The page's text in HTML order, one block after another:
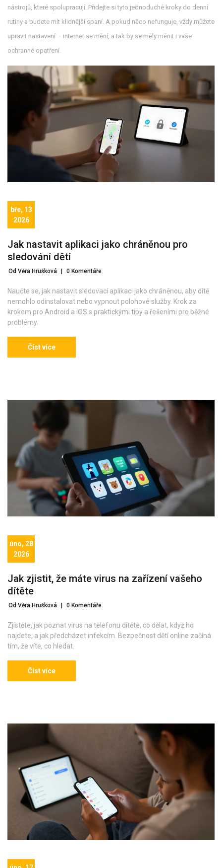
nástrojů, které spolupracují. Přidejte si tyto jednoduché kroky do denní
rutiny a budete mít klidnější spaní. A pokud něco nefunguje, vždy můžete
upravit nastavení – internet se mění, a tak by se měly měnit i vaše
ochranné opatření.
bře, 13
2026
Jak nastavit aplikaci jako chráněnou pro
sledování dětí
Od Věra Hrušková 0 Komentáře
Naučte se, jak nastavit sledovací aplikaci jako chráněnou, aby dítě
nemohlo odinstalovat nebo vypnout polohové služby. Krok za
krokem pro Android a iOS s praktickými tipy a řešeními pro běžné
problémy.
Číst více
úno, 28
2026
Jak zjistit, že máte virus na zařízení vašeho
dítěte
Od Věra Hrušková 0 Komentáře
Zjistěte, jak poznat virus na telefonu dítěte, co dělat, když ho
najdete, a jak předcházet infekcím. Bezpečnost dětí online začíná
tím, že víte, co hledat.
Číst více